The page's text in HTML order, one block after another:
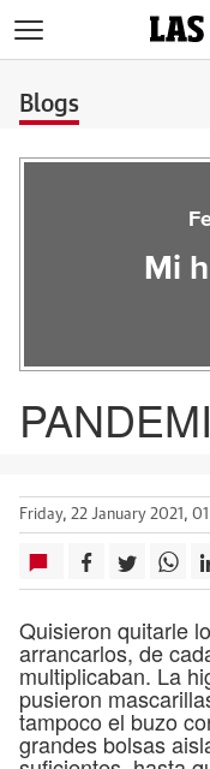
Blogs
Mi
Friday, 22 January 2021,
Quisieron quitarle
arrancarlos, de
multiplicaban. La
pusieron
tampoco el buzo
grandes bolsas